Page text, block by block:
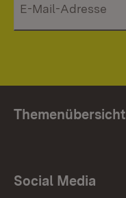
Themenübersicht
Social Media